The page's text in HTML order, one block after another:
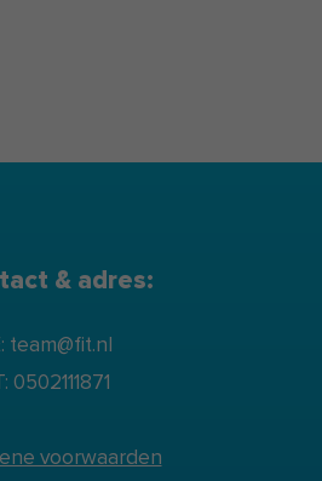
& adres:
team@fit.nl
0502111871
voorwaarden